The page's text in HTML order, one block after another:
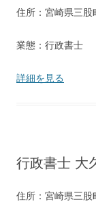
住所：宮崎県三
業態：行政書士
詳細を見る
行政書士 大
住所：宮崎県三